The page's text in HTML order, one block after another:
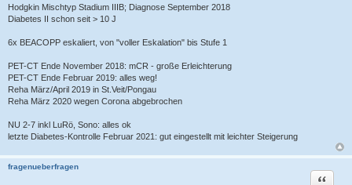
Hodgkin Mischtyp Stadium IIIB; Diagnose September 2018
Diabetes II schon seit > 10 J
6x BEACOPP eskaliert, von "voller Eskalation" bis Stufe 1
PET-CT Ende November 2018: mCR - große Erleichterung
PET-CT Ende Februar 2019: alles weg!
Reha März/April 2019 in St.Veit/Pongau
Reha März 2020 wegen Corona abgebrochen
NU 2-7 inkl LuRö, Sono: alles ok
letzte Diabetes-Kontrolle Februar 2021: gut eingestellt mit leichter Steigerung
fragenueberfragen
Zitat